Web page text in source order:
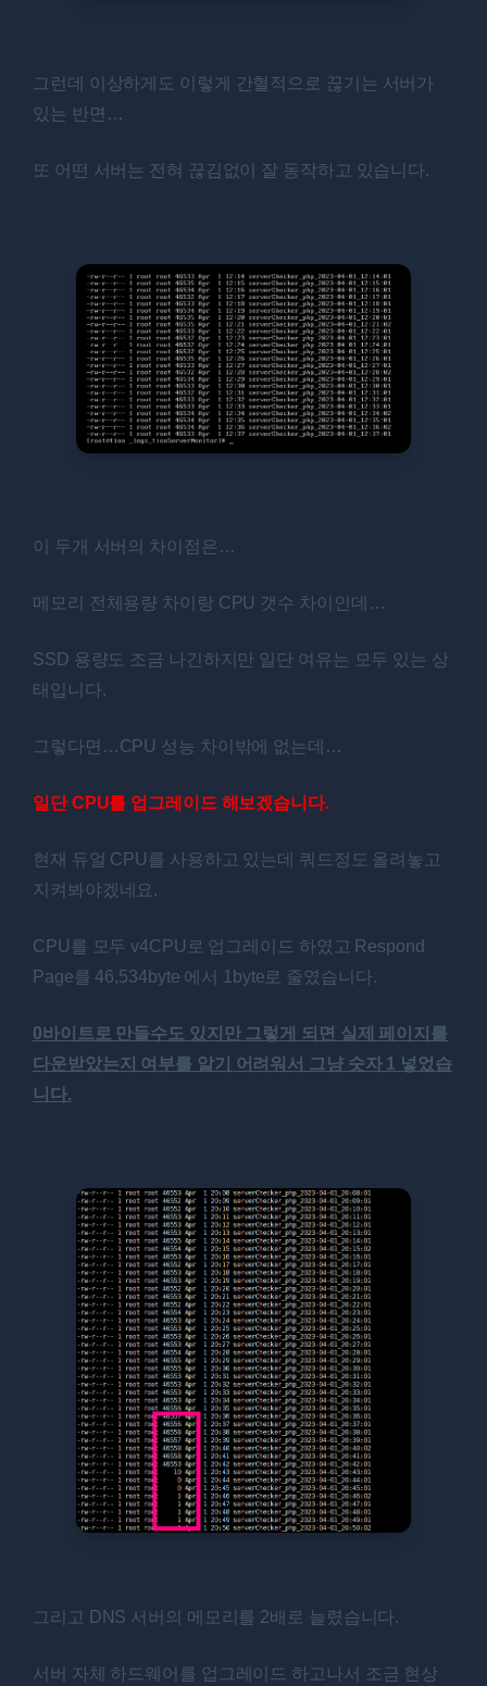
그런데 이상하게도 이렇게 간혈적으로 끊기는 서버가
있는 반면…
또 어떤 서버는 전혀 끊김없이 잘 동작하고 있습니다.
이 두개 서버의 차이점은…
메모리 전체용량 차이랑 CPU 갯수 차이인데…
SSD 용량도 조금 나긴하지만 일단 여유는 모두 있는 상
태입니다.
그렇다면…CPU 성능 차이밖에 없는데…
일단 CPU를 업그레이드 해보겠습니다.
현재 듀얼 CPU를 사용하고 있는데 쿼드정도 올려놓고
지켜봐야겠네요.
CPU를 모두 v4CPU로 업그레이드 하였고 Respond
Page를 46,534byte 에서 1byte로 줄였습니다.
0바이트로 만들수도 있지만 그렇게 되면 실제 페이지를
다운받았는지 여부를 알기 어려워서 그냥 숫자 1 넣었습
니다.
그리고 DNS 서버의 메모리를 2배로 늘렸습니다.
서버 자체 하드웨어를 업그레이드 하고나서 조금 현상